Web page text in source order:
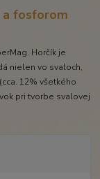
a fosforom
Horčík je
nielen vo svaloch,
12% všetkého
pri tvorbe svalovej